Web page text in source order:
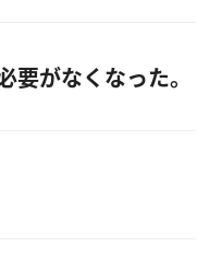
がなくなった。